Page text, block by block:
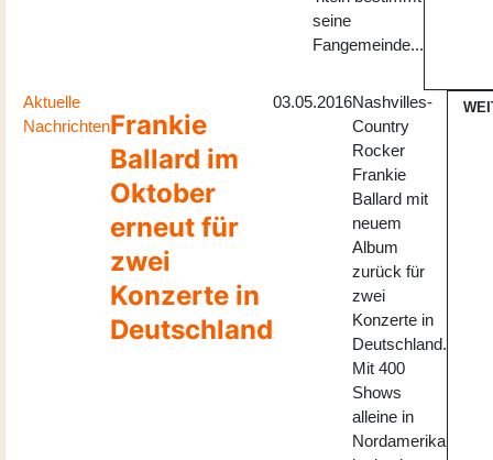
seine
Fangemeinde...
Aktuelle
NachrichtenFrankie
Ballard im
Oktober
erneut für
zwei
Konzerte in
Deutschland
03.05.2016Nashvilles-
Country
Rocker
Frankie
Ballard mit
neuem
Album
zurück für
zwei
Konzerte in
Deutschland.
Mit 400
Shows
alleine in
Nordamerika